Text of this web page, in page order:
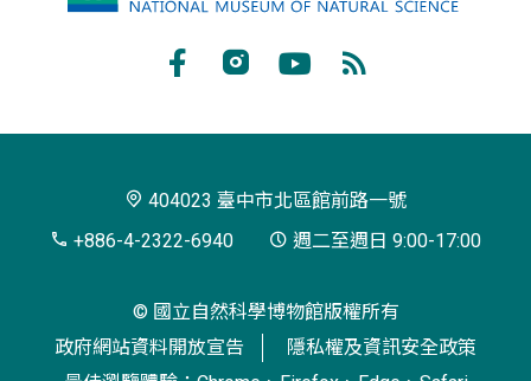
博
閱
404023 臺中市北區館前路一號
+886-4-2322-6940
週二至週日 9:00-17:00
© 國立自然科學博物館版權所有
政府網站資料開放宣告
隱私權及資訊安全政策